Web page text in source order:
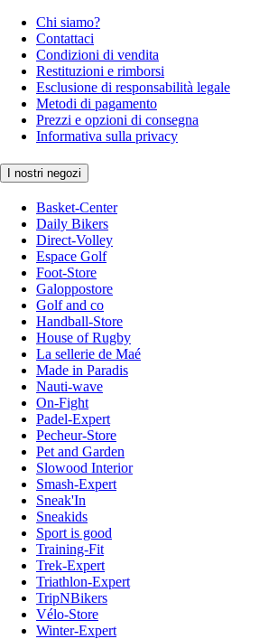
Chi siamo?
Contattaci
Condizioni di vendita
Restituzioni e rimborsi
Esclusione di responsabilità legale
Metodi di pagamento
Prezzi e opzioni di consegna
Informativa sulla privacy
I nostri negozi
Basket-Center
Daily Bikers
Direct-Volley
Espace Golf
Foot-Store
Galoppostore
Golf and co
Handball-Store
House of Rugby
La sellerie de Maé
Made in Paradis
Nauti-wave
On-Fight
Padel-Expert
Pecheur-Store
Pet and Garden
Slowood Interior
Smash-Expert
Sneak'In
Sneakids
Sport is good
Training-Fit
Trek-Expert
Triathlon-Expert
TripNBikers
Vélo-Store
Winter-Expert